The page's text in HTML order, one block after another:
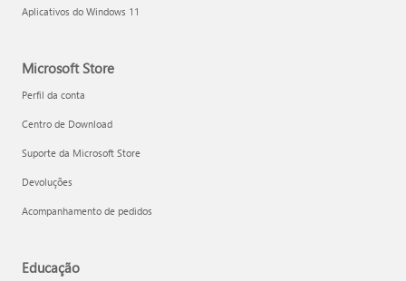
Aplicativos do Windows 11
Microsoft Store
Perfil da conta
Centro de Download
Suporte da Microsoft Store
Devoluções
Acompanhamento de pedidos
Educação